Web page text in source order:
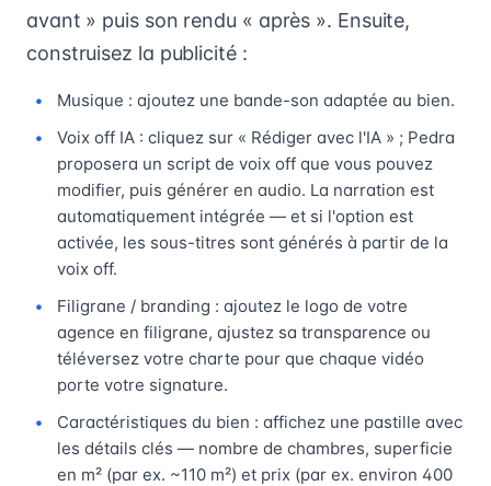
avant » puis son rendu « après ». Ensuite,
construisez la publicité :
Musique : ajoutez une bande-son adaptée au bien.
Voix off IA : cliquez sur « Rédiger avec l'IA » ; Pedra
proposera un script de voix off que vous pouvez
modifier, puis générer en audio. La narration est
automatiquement intégrée — et si l'option est
activée, les sous-titres sont générés à partir de la
voix off.
Filigrane / branding : ajoutez le logo de votre
agence en filigrane, ajustez sa transparence ou
téléversez votre charte pour que chaque vidéo
porte votre signature.
Caractéristiques du bien : affichez une pastille avec
les détails clés — nombre de chambres, superficie
en m² (par ex. ~110 m²) et prix (par ex. environ 400